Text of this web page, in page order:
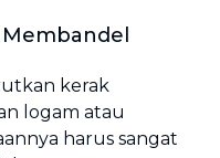
kerak
logam atau
harus sangat